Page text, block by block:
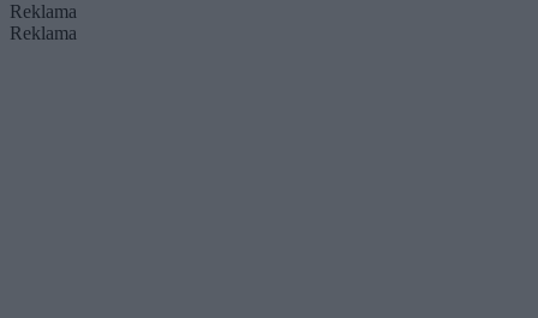
Reklama
Reklama